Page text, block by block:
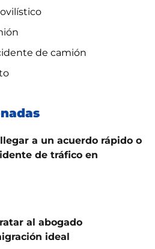
de camión
a un acuerdo rápido o
de tráfico en
al abogado
ideal